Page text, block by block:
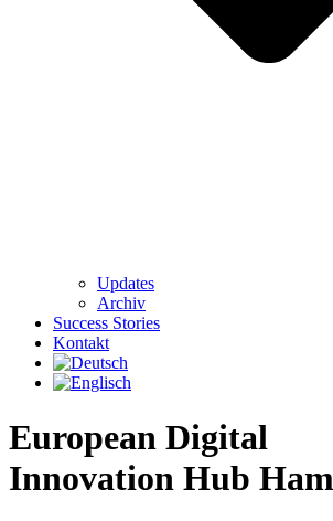
Updates
Archiv
Success Stories
Kontakt
European Digital
Innovation Hub